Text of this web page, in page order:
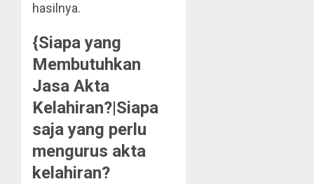
hasilnya.
{Siapa yang
Membutuhkan
Jasa Akta
Kelahiran?|Siapa
saja yang perlu
mengurus akta
kelahiran?